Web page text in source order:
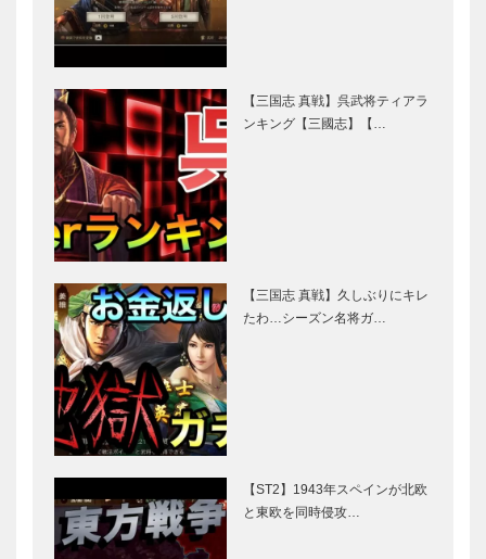
【三国志 真戦】呉武将ティアラ
ンキング【三國志】【…
【三国志 真戦】久しぶりにキレ
たわ…シーズン名将ガ…
【ST2】1943年スペインが北欧
と東欧を同時侵攻…